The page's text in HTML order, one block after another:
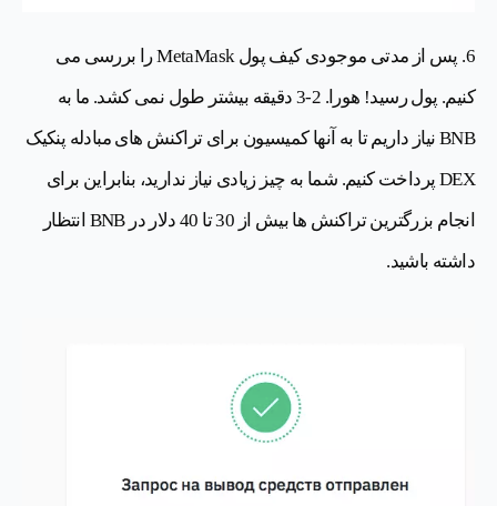
6. پس از مدتی موجودی کیف پول MetaMask را بررسی می
کنیم. پول رسید! هورا. 2-3 دقیقه بیشتر طول نمی کشد. ما به
BNB نیاز داریم تا به آنها کمیسیون برای تراکنش های مبادله پنکیک
DEX پرداخت کنیم. شما به چیز زیادی نیاز ندارید، بنابراین برای
انجام بزرگترین تراکنش ها بیش از 30 تا 40 دلار در BNB انتظار
داشته باشید.